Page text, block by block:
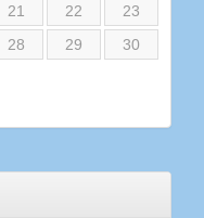
21 22
23
28 29
30